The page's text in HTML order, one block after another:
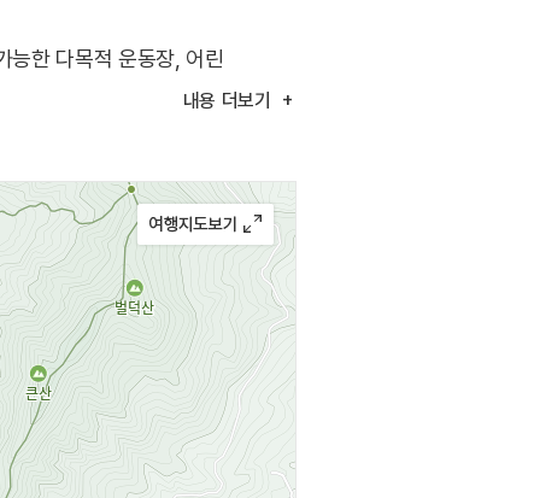
능한 다목적 운동장, 어린
있다. 또한, 숲 속을 걸으며
, 숲 속에서 공연, 야외 학습 등
공급이 이루어질 수 있는
체험 및 학습 공간을 만들었다.
내용 더보기